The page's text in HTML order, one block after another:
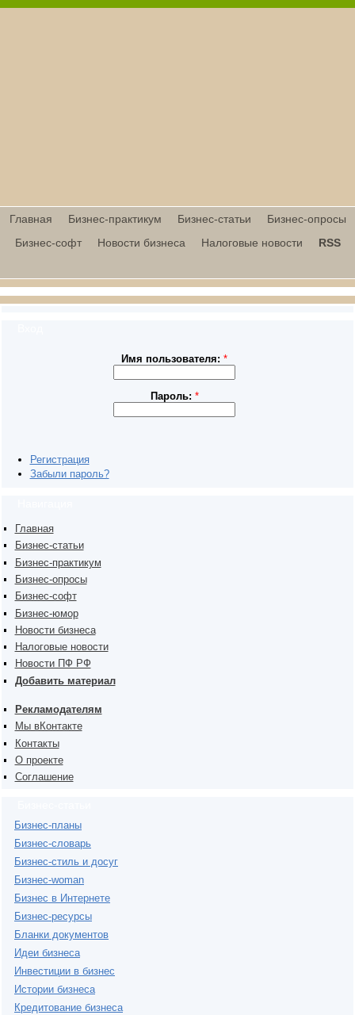
Главная Бизнес-практикум Бизнес-статьи
Бизнес-опросы
Бизнес-софт
Новости бизнеса Налоговые новости RSS
Имя пользователя:*
Пароль: *
Регистрация
Забыли пароль?
Главная
Бизнес-статьи
Бизнес-практикум
Бизнес-опросы
Бизнес-софт
Бизнес-юмор
Новости бизнеса
Налоговые новости
Новости ПФ РФ
Добавить материал
Рекламодателям
Мы вКонтакте
Контакты
О проекте
Соглашение
Бизнес-планы
Бизнес-словарь
Бизнес-стиль и досуг
Бизнес-woman
Бизнес в Интернете
Бизнес-ресурсы
Бланки документов
Идеи бизнеса
Инвестиции в бизнес
Истории бизнеса
Кредитование бизнеса